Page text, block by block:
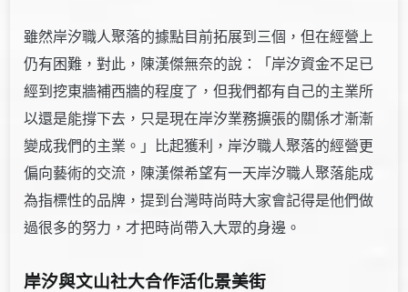
雖然岸汐職人聚落的據點目前拓展到三個，但在經營上
仍有困難，對此，陳漢傑無奈的說：「岸汐資金不足已
經到挖東牆補西牆的程度了，但我們都有自己的主業所
以還是能撐下去，只是現在岸汐業務擴張的關係才漸漸
變成我們的主業。」比起獲利，岸汐職人聚落的經營更
偏向藝術的交流，陳漢傑希望有一天岸汐職人聚落能成
為指標性的品牌，提到台灣時尚時大家會記得是他們做
過很多的努力，才把時尚帶入大眾的身邊。
岸汐與文山社大合作活化景美街